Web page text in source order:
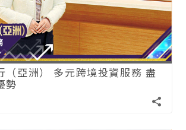
（亞洲） 多元跨境投資服務 盡
勢